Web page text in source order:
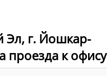
Эл, г. Йошкар-
проезда к офису